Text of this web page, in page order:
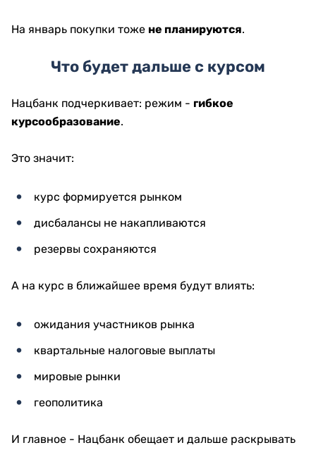
На январь покупки тоже не планируются.
Что будет дальше с курсом
Нацбанк подчеркивает: режим - гибкое
курсообразование.
Это значит:
курс формируется рынком
дисбалансы не накапливаются
резервы сохраняются
А на курс в ближайшее время будут влиять:
ожидания участников рынка
квартальные налоговые выплаты
мировые рынки
геополитика
И главное - Нацбанк обещает и дальше раскрывать